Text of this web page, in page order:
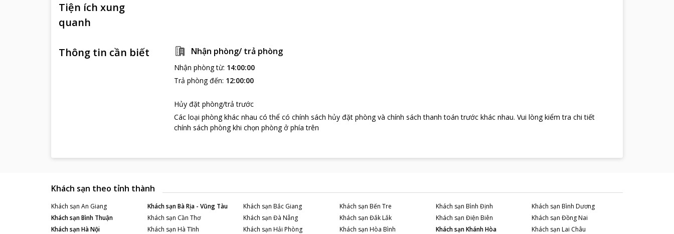
Tiện ích xung
quanh
Thông tin cần biết Nhận phòng/ trả phòng
Nhận phòng từ: 14:00:00
Trả phòng đến: 12:00:00
Hủy đặt phòng/trả trước
Các loại phòng khác nhau có thể có chính sách hủy đặt phòng và chính sách thanh toán trước khác nhau. Vui lòng kiểm tra chi tiết
chính sách phòng khi chọn phòng ở phía trên
Khách sạn theo tỉnh thành
Khách sạn An Giang Khách sạnBà Rịa - Vũng Tàu Khách sạn Bắc Giang Khách sạn Bến Tre Khách sạn Bình Định Khách sạn Bình Dương
Khách sạnBình Thuận Khách sạn Cần Thơ Khách sạn Đà Nẵng Khách sạn Đắk Lắk Khách sạn Điện Biên Khách sạn Đồng Nai
Khách sạnHà Nội Khách sạn Hà Tĩnh Khách sạn Hải Phòng Khách sạn Hòa Bình Khách sạnKhánh Hòa Khách sạn Lai Châu